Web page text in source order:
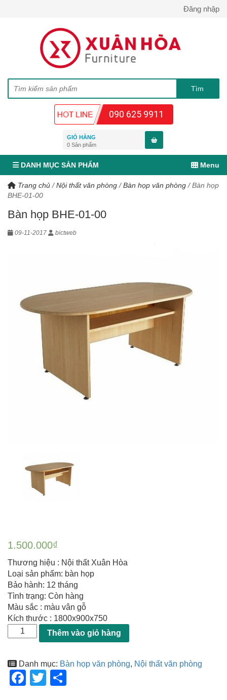
Đăng nhập
090 625 9911
GIỎ HÀNG
0 Sản phẩm
DANH MỤC SẢN PHẨM Menu
Trang chủ /Nội thất văn phòng /Bàn họp văn phòng /Bàn họp
BHE-01-00
Bàn họp BHE-01-00
09-11-2017 bictweb
1.500.000₫
Thương hiệu : Nội thất Xuân Hòa
Loại sản phẩm: bàn họp
Bảo hành: 12 tháng
Tình trạng: Còn hàng
Màu sắc : màu vân gỗ
Kích thước : 1800x900x750
Thêm vào giỏ hàng
Danh mục: Bàn họp văn phòng, Nội thất văn phòng
F
T